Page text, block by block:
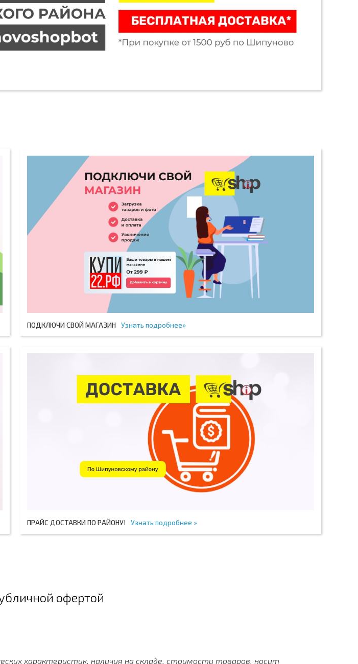
ПОДКЛЮЧИ СВОЙ МАГАЗИН Узнать подробнее»
ПРАЙС ДОСТАВКИ ПО РАЙОНУ! Узнать подробнее »
офертой
характеристик, наличия на складе, стоимости товаров, носит